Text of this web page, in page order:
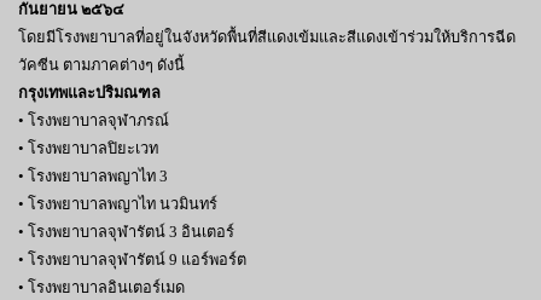
กันยายน ๒๕๖๔
โดยมีโรงพยาบาลที่อยู่ในจังหวัดพื้นที่สีแดงเข้มและสีแดงเข้าร่วมให้บริการฉีด
วัคซีน ตามภาคต่างๆ ดังนี้
กรุงเทพและปริมณฑล
• โรงพยาบาลจุฬาภรณ์
• โรงพยาบาลปิยะเวท
• โรงพยาบาลพญาไท 3
• โรงพยาบาลพญาไท นวมินทร์
• โรงพยาบาลจุฬารัตน์ 3 อินเตอร์
• โรงพยาบาลจุฬารัตน์ 9 แอร์พอร์ต
• โรงพยาบาลอินเตอร์เมด